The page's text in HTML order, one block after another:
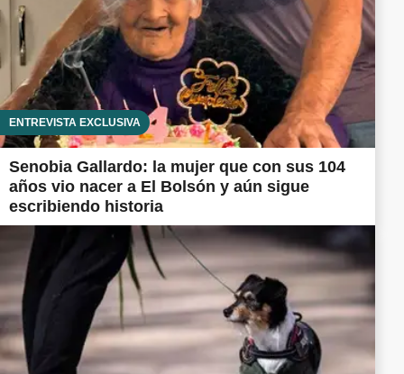
ENTREVISTA EXCLUSIVA
Senobia Gallardo: la mujer que con sus 104
años vio nacer a El Bolsón y aún sigue
escribiendo historia